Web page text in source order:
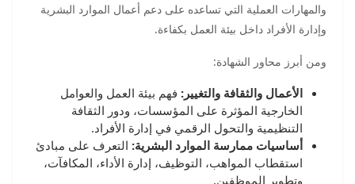
والمهارات العملية التي تساعده على دعم أعمال الموارد البشرية
وإدارة الأفراد داخل بيئة العمل بكفاءة.
ومن أبرز محاور الشهادة:
الأعمال والثقافة والتغيير: فهم بيئة العمل والعوامل
الخارجية المؤثرة على المؤسسات، ودور الثقافة
التنظيمية والتحول الرقمي في إدارة الأفراد.
أساسيات ممارسة الموارد البشرية: التعرف على مبادئ
استقطاب المواهب، التوظيف، إدارة الأداء، المكافآت،
وتطوير الموظفين.